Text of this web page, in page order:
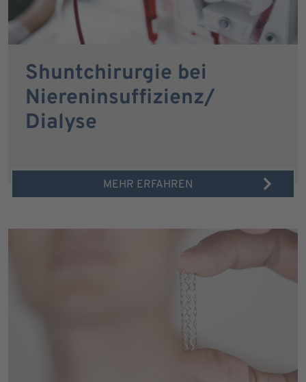
Shuntchirurgie bei
Niereninsuffizienz/
Dialyse
MEHR ERFAHREN